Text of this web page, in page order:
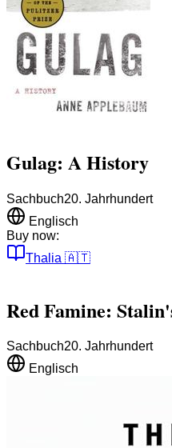
Gulag: A History
Sachbuch20. Jahrhundert
Englisch
Buy now:
Thalia 🇦🇹
Red Famine:
Sachbuch20. Jahrhundert
Englisch